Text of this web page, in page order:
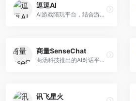
逗逗AI
AI游戏陪玩平台，结合游戏理解和自然语言交互技术。面向游戏玩家，提供游戏攻略、陪玩互动、社交聊天等服务，游戏知识丰富，互动体验有趣。
商量SenseChat
商汤科技推出的AI对话平台，结合计算机视觉和自然语言处理技术。面向企业用户和开发者，支持多模态交互，视觉理解能力强，适合智能客服和内容创作场景。
讯飞星火